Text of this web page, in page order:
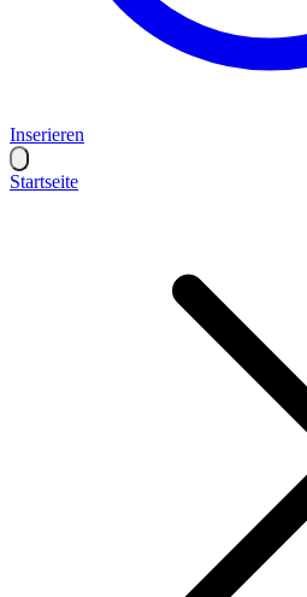
Inserieren
Startseite